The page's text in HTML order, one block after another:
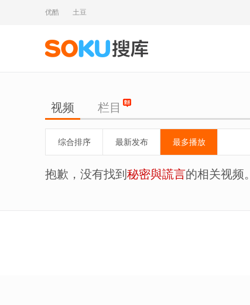
优酷 土豆
视频 栏目
综合排序 最新发布 最多播放
抱歉，没有找到 秘密與謊言的相关视频。